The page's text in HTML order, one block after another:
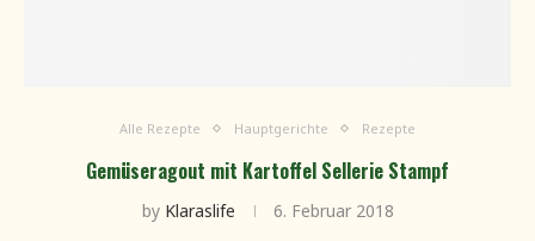
Alle Rezepte Hauptgerichte Rezepte
Gemüseragout mit Kartoffel Sellerie Stampf
by Klaraslife 6. Februar 2018